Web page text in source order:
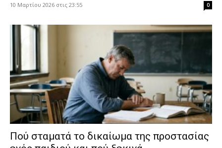
10 Μαρτίου 2026 στις 23:55 0
Πού σταματά το δικαίωμα της προστασίας